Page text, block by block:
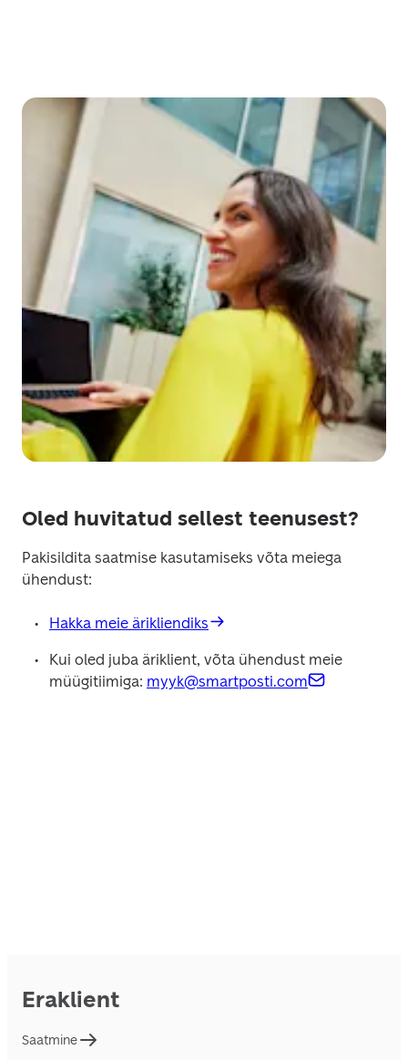
Oled huvitatud sellest teenusest?
Pakisildita saatmise kasutamiseks võta meiega
ühendust:
Hakka meie ärikliendiks
Kui oled juba äriklient, võta ühendust meie
müügitiimiga: myyk@smartposti.com
Eraklient
Saatmine